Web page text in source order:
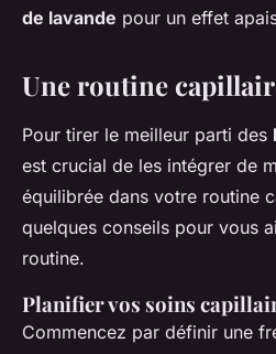
de lavande pour un effet
Une routine
Pour tirer le meilleur parti des
est crucial de les intégrer de
équilibrée dans votre routine
quelques conseils pour vous
routine.
Planifier vos soins
Commencez par définir une